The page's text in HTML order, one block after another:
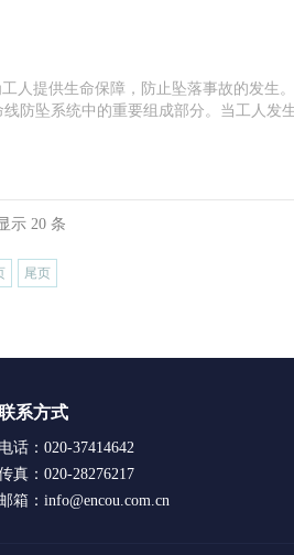
人提供生命保障，防止坠落事故的发生
防坠系统中的重要组成部分。当工人发
示 20 条
尾页
系方式
电话：020-37414642
真：020-28276217
邮箱：info@encou.com.cn